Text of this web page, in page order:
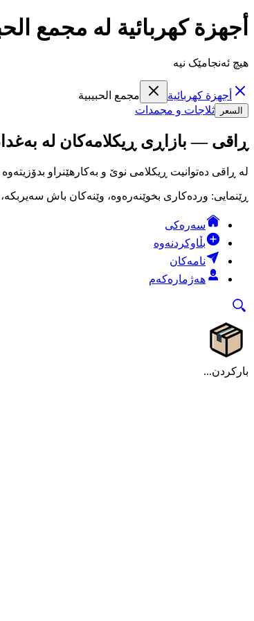
أجهزة كهربائية لە مجمع
هیچ ئەنجامێک نیە
أجهزة كهربائية مجمع الحبيبية
السعر ثلاجات و مجمدات
ڕاقی — بازاڕی ڕیکلامەکان لە
لە ڕاقی دەتوانیت ڕیکلامی نوێ و بەکارهێنراو
ڕێنمایی: وردەکاری بخوێنەرەوە، وێنەکان باش
سەرەکی
بڵاوکردنەوە
نامەکان
هەژمارەکەم
بارکردن...